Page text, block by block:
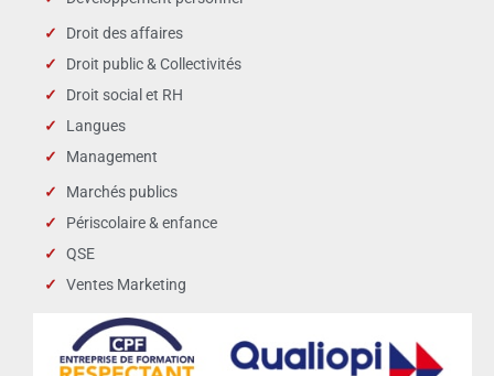
Droit des affaires
Droit public & Collectivités
Droit social et RH
Langues
Management
Marchés publics
Périscolaire & enfance
QSE
Ventes Marketing